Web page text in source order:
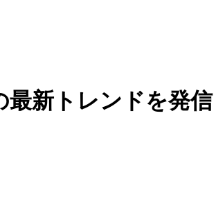
新トレンドを発信